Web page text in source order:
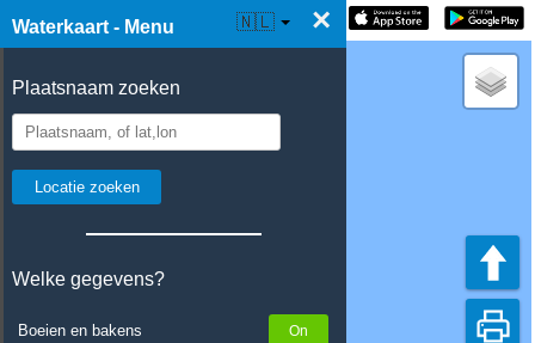
Waterkaart - Menu ×
Plaatsnaam zoeken
Welke gegevens?
Boeien en bakens
☰ Waterkaart Live 🇳🇱